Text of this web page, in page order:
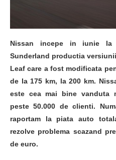
Nissan incepe in iunie
Sunderland productia
Leaf care a fost modificata
de la 175 km, la 200 km.
este cea mai bine vanduta
peste 50.000 de clienti.
raportam la piata auto
rezolve problema scazand
de euro.